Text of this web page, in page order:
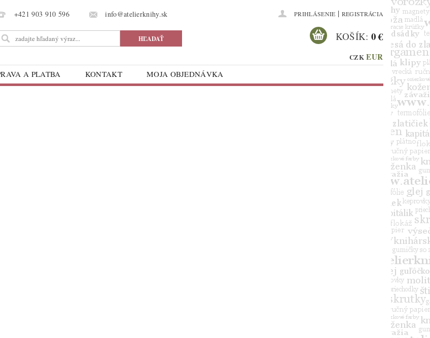
+421 903 910 596 info@atelierknihy.sk PRIHLÁSENIE | REGISTRÁCIA
CZK EUR
KOŠÍK: 0 €
A PLATBA KONTAKT MOJA OBJEDNÁVKA